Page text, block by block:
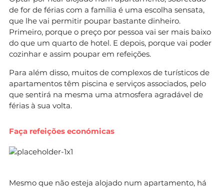
de for de férias com a família é uma escolha sensata,
que lhe vai permitir poupar bastante dinheiro.
Primeiro, porque o preço por pessoa vai ser mais baixo
do que um quarto de hotel. E depois, porque vai poder
cozinhar e assim poupar em refeições.
Para além disso, muitos de complexos de turísticos de
apartamentos têm piscina e serviços associados, pelo
que sentirá na mesma uma atmosfera agradável de
férias à sua volta.
Faça refeições económicas
Mesmo que não esteja alojado num apartamento, há